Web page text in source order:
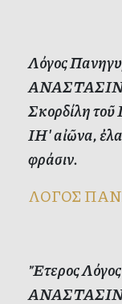
Λόγος
ΑΝΑΣΤΑΣΙΝ
Σκορδίλη τοῦ
ΙΗʹ αἰῶνα,
φράσιν.
ΛΟΓΟΣ
Ἔτερος Λόγος
ΑΝΑΣΤΑΣΙΝ